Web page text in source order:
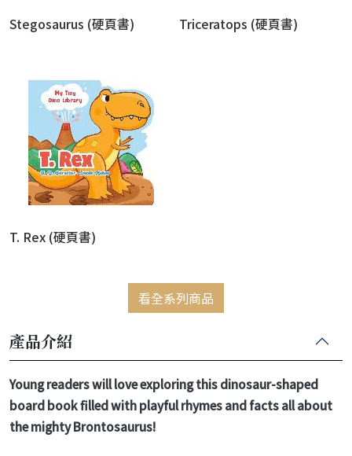
Stegosaurus (硬頁書) Triceratops (硬頁書)
T. Rex (硬頁書)
看全系列商品
產品介紹
Young readers will love exploring this dinosaur-shaped
board book filled with playful rhymes and facts all about
the mighty Brontosaurus!